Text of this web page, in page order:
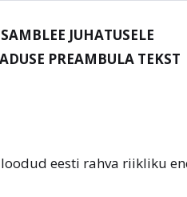
JUHATUSELE
PREAMBULA TEKST
eesti rahva riikliku